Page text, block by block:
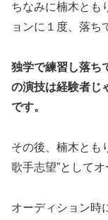
ちなみに楠木とも
ョンに１度、落ち
独学で練習し落ち
の演技は経験者じ
です。
その後、楠木とも
歌手志望”として
オーディション時